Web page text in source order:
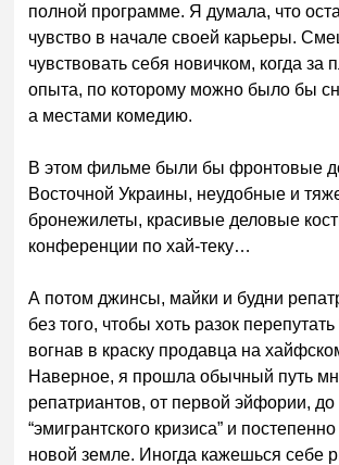
полной программе. Я думала, что
чувство в начале своей карьеры.
чувствовать себя новичком, когда за
опыта, по которому можно было бы
а местами комедию.
В этом фильме были бы фронтовые
Восточной Украины, неудобные и
бронежилеты, красивые деловые
конференции по хай-теку…
А потом джинсы, майки и будни
без того, чтобы хоть разок перепутать
вогнав в краску продавца на
Наверное, я прошла обычный путь
репатриантов, от первой эйфории, до
“эмигрантского кризиса” и
новой земле. Иногда кажешься себе